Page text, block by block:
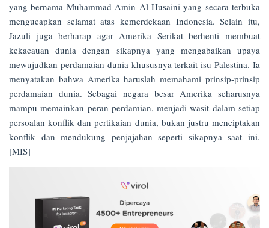
yang bernama Muhammad Amin Al-Husaini yang secara terbuka
mengucapkan selamat atas kemerdekaan Indonesia. Selain itu,
Jazuli juga berharap agar Amerika Serikat berhenti membuat
kekacauan dunia dengan sikapnya yang mengabaikan upaya
mewujudkan perdamaian dunia khususnya terkait isu Palestina. Ia
menyatakan bahwa Amerika haruslah memahami prinsip-prinsip
perdamaian dunia. Sebagai negara besar Amerika seharusnya
mampu memainkan peran perdamian, menjadi wasit dalam setiap
persoalan konflik dan pertikaian dunia, bukan justru menciptakan
konflik dan mendukung penjajahan seperti sikapnya saat ini.
[MIS]